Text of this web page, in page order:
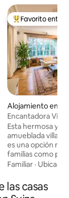
4.97 de
Favorito entre
Favorito entre
Alojamiento en
Encantadora Villa
Lucerna
Esta hermosa y
amueblada villa
es una opción
familias como
en dos niveles,
relajarse. ¡Toda la
disposición! Hay
Familiar ·
las casas